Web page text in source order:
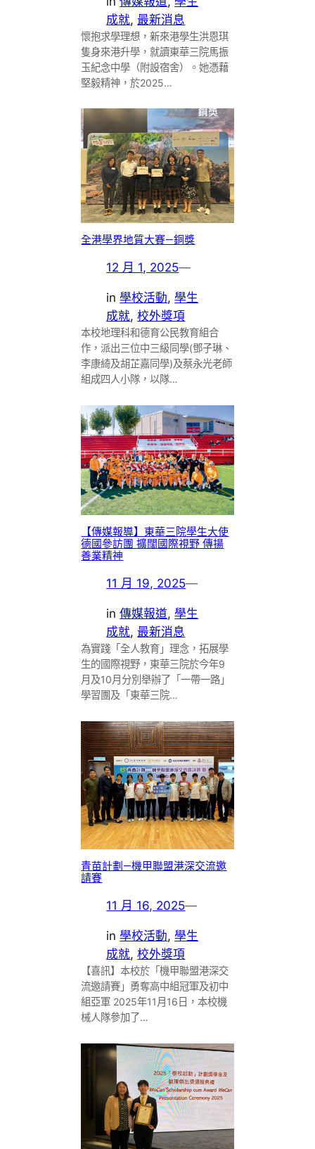
成就, 最新消息
懷抱求學理想，新來港學生洪恩琪
隻身來港升學，就讀東華三院馬振
玉紀念中學（附設宿舍）。她憑藉
堅毅精神，於2025…
全港學界地質大賽—銅獎
12 月 1, 2025—
in學校活動, 學生
成就, 校外獎項
本校地理科和德育公民教育組合
作，派出三位中三級同學(鄧子琳、
李康綺及胡芷嘉同學)及蔡永光老師
組成四人小隊，以隊…
【傳媒報導】東華三院學生大使
德國參訪團 擴闊國際視野 傳揚
善業精神
11 月 19, 2025—
in傳媒報道, 學生
成就, 最新消息
為實踐「全人教育」理念，拓展學
生的國際視野，東華三院於今年9
月及10月分別舉辦了「一帶一路」
學習團及「東華三院…
青苗計劃—機甲聯盟港深交流邀
請賽
11 月 16, 2025—
in學校活動, 學生
成就, 校外獎項
【喜訊】本校於「機甲聯盟港深交
流邀請賽」勇奪高中組冠軍及初中
組亞軍 2025年11月16日，本校機
械人隊參加了…